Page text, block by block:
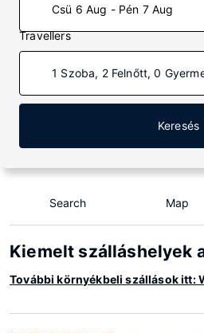
Csü 6 Aug - Pén 7 Aug
Travellers
1 Szoba, 2 Felnőtt, 0
Keresés
Search Map
Kiemelt szálláshelyek
További környékbeli szállások itt: